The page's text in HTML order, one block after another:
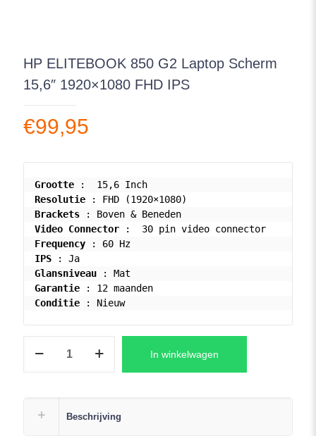
HP ELITEBOOK 850 G2 Laptop Scherm
15,6″ 1920×1080 FHD IPS
€99,95
Grootte
Resolutie
Brackets
Video Connector
Frequency
IPS
Glansniveau
Garantie
Conditie : Nieuw
ELITEBOOK
Laptop
In winkelwagen
Beschrijving